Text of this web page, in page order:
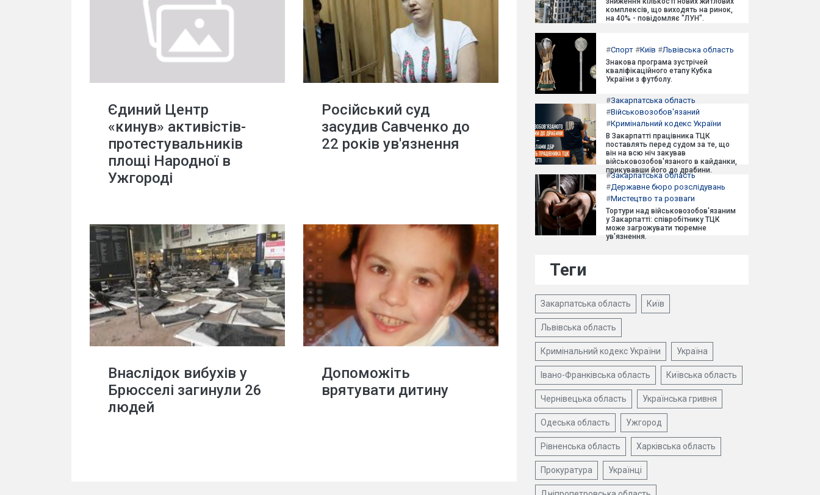
Єдиний Центр
«кинув» активістів-
протестувальників
площі Народної в
Ужгороді
Російський суд
засудив Савченко до
22 років ув'язнення
Внаслідок вибухів у
Брюсселі загинули 26
людей
Допоможіть
врятувати дитину
комплексів, що виходять на ринок,
на 40% - повідомляє "ЛУН".
#Спорт #Київ #Львівська область
Знакова програма зустрічей
кваліфікаційного етапу Кубка
України з футболу.
#Закарпатська область
#Військовозобов'язаний
#Кримінальний кодекс України
В Закарпатті працівника ТЦК
поставлять перед судом за те, що
він на всю ніч закував
військовозобов'язаного в кайданки,
прикувавши його до драбини.
#Закарпатська область
#Державне бюро розслідувань
#Мистецтво та розваги
Тортури над військовозобов'язаним
у Закарпатті: співробітнику ТЦК
може загрожувати тюремне
ув'язнення.
Теги
Закарпатська область Київ
Львівська область
Кримінальний кодекс України Україна
Івано-Франківська область Київська область
Чернівецька область Українська гривня
Одеська область Ужгород
Рівненська область Харківська область
Прокуратура Українці